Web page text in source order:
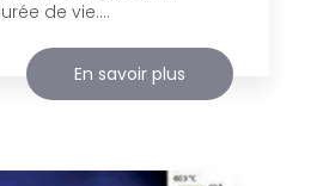
de vie....
En savoir plus